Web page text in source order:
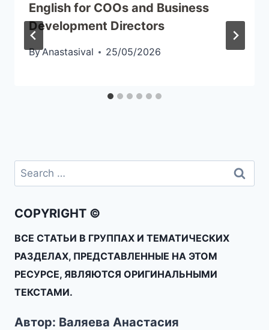
English for COOs and Business
Development Directors
ByAnastasival 25/05/2026
COPYRIGHT ©
ВСЕ СТАТЬИ В ГРУППАХ И ТЕМАТИЧЕСКИХ
РАЗДЕЛАХ, ПРЕДСТАВЛЕННЫЕ НА ЭТОМ
РЕСУРСЕ, ЯВЛЯЮТСЯ ОРИГИНАЛЬНЫМИ
ТЕКСТАМИ.
Автор: Валяева Анастасия